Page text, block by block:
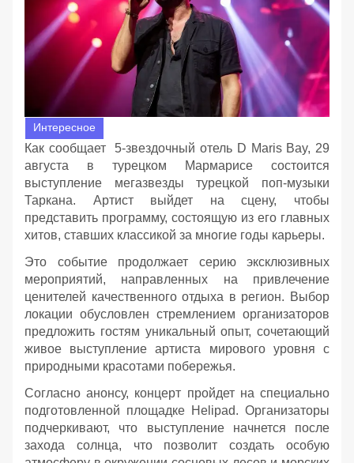
Интересное
Как сообщает 5-звездочный отель D Maris Bay, 29
августа в турецком Мармарисе состоится
выступление мегазвезды турецкой поп-музыки
Таркана. Артист выйдет на сцену, чтобы
представить программу, состоящую из его главных
хитов, ставших классикой за многие годы карьеры.
Это событие продолжает серию эксклюзивных
мероприятий, направленных на привлечение
ценителей качественного отдыха в регион. Выбор
локации обусловлен стремлением организаторов
предложить гостям уникальный опыт, сочетающий
живое выступление артиста мирового уровня с
природными красотами побережья.
Согласно анонсу, концерт пройдет на специально
подготовленной площадке Helipad. Организаторы
подчеркивают, что выступление начнется после
захода солнца, что позволит создать особую